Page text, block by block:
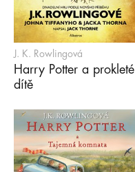
J. K. Rowlingová
Harry Potter a prokleté
dítě